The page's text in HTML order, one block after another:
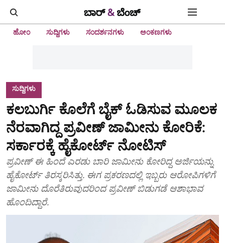
ಹೋಂ ಸುದ್ದಿಗಳು ಸಂದರ್ಶನಗಳು ಅಂಕಣಗಳು
ಸುದ್ದಿಗಳು
ಕಲಬುರ್ಗಿ ಕೊಲೆಗೆ ಬೈಕ್‌ ಓಡಿಸುವ ಮೂಲಕ
ನೆರವಾಗಿದ್ದ ಪ್ರವೀಣ್‌ ಜಾಮೀನು ಕೋರಿಕೆ:
ಸರ್ಕಾರಕ್ಕೆ ಹೈಕೋರ್ಟ್‌ ನೋಟಿಸ್‌
ಪ್ರವೀಣ್‌ ಈ ಹಿಂದೆ ಎರಡು ಬಾರಿ ಜಾಮೀನು ಕೋರಿದ್ದ ಅರ್ಜಿಯನ್ನು
ಹೈಕೋರ್ಟ್‌ ತಿರಸ್ಕರಿಸಿತ್ತು. ಈಗ ಪ್ರಕರಣದಲ್ಲಿ ಇಬ್ಬರು ಆರೋಪಿಗಳಿಗೆ
ಜಾಮೀನು ದೊರೆತಿರುವುದರಿಂದ ಪ್ರವೀಣ್‌ ಬಿಡುಗಡೆ ಆಶಾಭಾವ
ಹೊಂದಿದ್ದಾರೆ.